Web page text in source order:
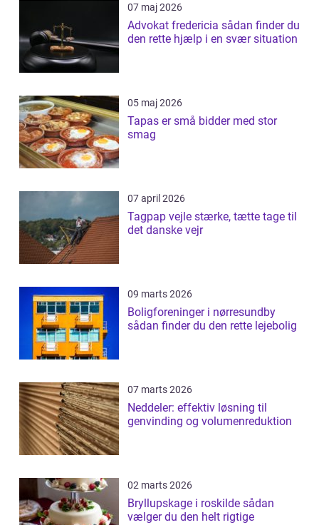
07 maj 2026
Advokat fredericia sådan finder du
den rette hjælp i en svær situation
05 maj 2026
Tapas er små bidder med stor
smag
07 april 2026
Tagpap vejle stærke, tætte tage til
det danske vejr
09 marts 2026
Boligforeninger i nørresundby
sådan finder du den rette lejebolig
07 marts 2026
Neddeler: effektiv løsning til
genvinding og volumenreduktion
02 marts 2026
Bryllupskage i roskilde sådan
vælger du den helt rigtige